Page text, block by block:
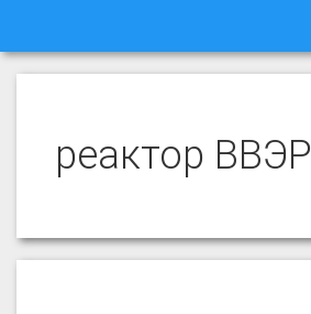
реактор ВВЭР